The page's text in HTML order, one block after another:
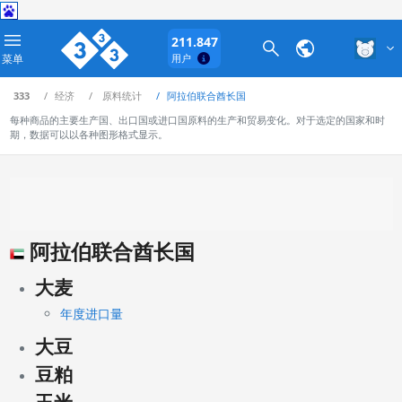
菜单
211.847
用户
333 经济 原料统计
阿拉伯联合酋长国
每种商品的主要生产国、出口国或进口国原料的生产和贸易变化。对于选定的国家和时
期，数据可以以各种图形格式显示。
阿拉伯联合酋长国
大麦
年度进口量
大豆
豆粕